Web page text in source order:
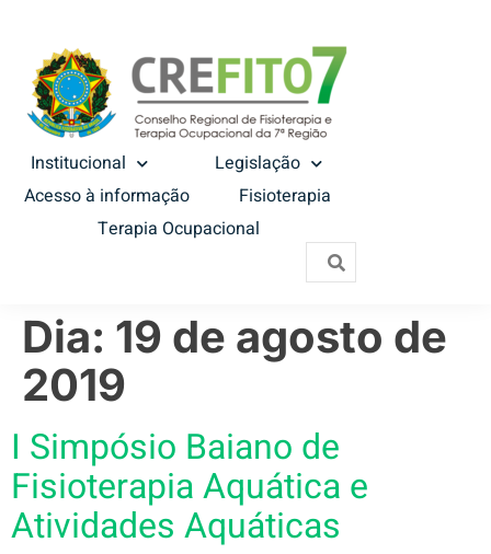
Institucional
Legislação
Acesso à informação
Fisioterapia
Terapia Ocupacional
Dia: 19 de agosto de
2019
I Simpósio Baiano de
Fisioterapia Aquática e
Atividades Aquáticas